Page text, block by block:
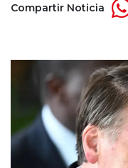
Compartir Noticia